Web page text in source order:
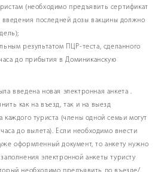
(необходимо предъявить сертификат
введения последней дозы вакцины должно
результатом ПЦР-теста, сделанного
до прибытия в Доминиканскую
введена новая электронная анкета .
как на въезд, так и на выезд
каждого туриста (члены одной семьи могут
до вылета). Если необходимо внести
оформленный документ, то анкету нужно
электронной анкеты туристу